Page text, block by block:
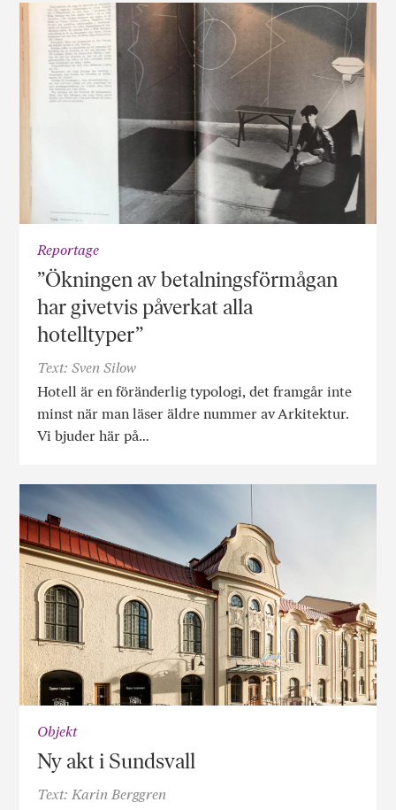
Reportage
”Ökningen av betalningsförmågan
har givetvis påverkat alla
hotelltyper”
Text: Sven Silow
Hotell är en föränderlig typologi, det framgår inte
minst när man läser äldre nummer av Arkitektur.
Vi bjuder här på…
Objekt
Ny akt i Sundsvall
Text: Karin Berggren